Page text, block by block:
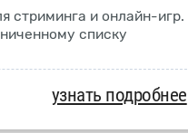
стриминга и онлайн-игр.
списку
узнать подробнее